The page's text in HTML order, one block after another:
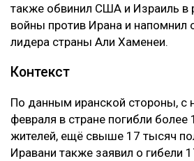
также обвинил США и Израиль в
войны против Ирана и напомнил
лидера страны Али Хаменеи.
Контекст
По данным иранской стороны, с
февраля в стране погибли
жителей, ещё свыше 17 тысяч
Иравани также заявил о гибели